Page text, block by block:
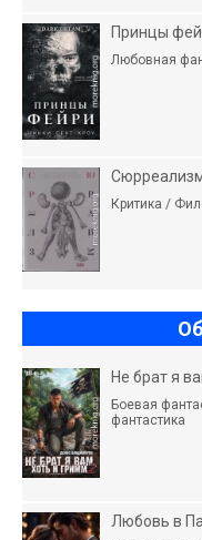
Принцы
Любовная
Критика /
Не брат я
Боевая
фантастика
Любовь в